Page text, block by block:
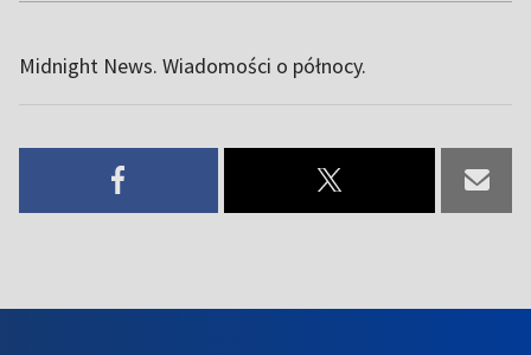
Midnight News. Wiadomości o północy.